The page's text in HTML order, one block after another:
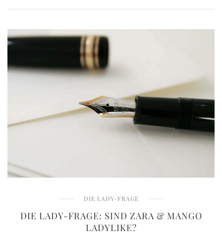
DIE LADY-FRAGE
DIE LADY-FRAGE: SIND ZARA & MANGO
LADYLIKE?